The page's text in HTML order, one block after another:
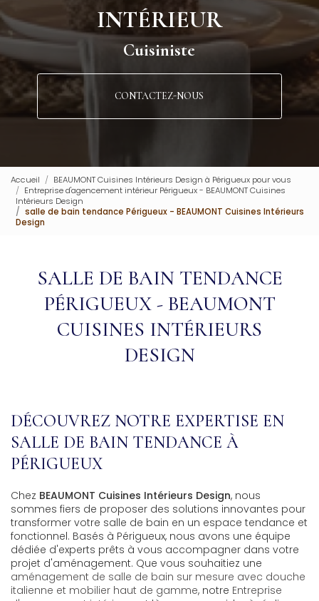
INTÉRIEUR
Cuisiniste
CONTACTEZ-NOUS
Accueil
BEAUMONT Cuisines Intérieurs Design à Périgueux pour vous
Entreprise d'agencement intérieur Périgueux - BEAUMONT Cuisines
Intérieurs Design
salle de bain tendance Périgueux - BEAUMONT Cuisines Intérieurs
Design
SALLE DE BAIN TENDANCE
PÉRIGUEUX - BEAUMONT
CUISINES INTÉRIEURS
DESIGN
DÉCOUVREZ NOTRE EXPERTISE EN
SALLE DE BAIN TENDANCE À
PÉRIGUEUX
Chez BEAUMONT Cuisines Intérieurs Design, nous
sommes fiers de proposer des solutions innovantes pour
transformer votre salle de bain en un espace tendance et
fonctionnel. Basés à Périgueux, nous avons une équipe
dédiée d'experts prêts à vous accompagner dans votre
projet d'aménagement. Que vous souhaitiez une
aménagement de salle de bain sur mesure avec douche
italienne et mobilier haut de gamme, notre Entreprise